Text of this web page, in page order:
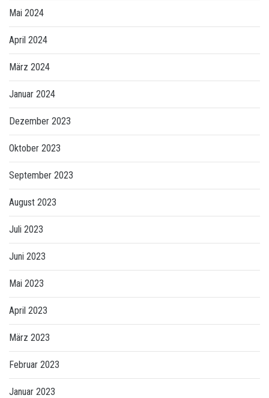
Mai 2024
April 2024
März 2024
Januar 2024
Dezember 2023
Oktober 2023
September 2023
August 2023
Juli 2023
Juni 2023
Mai 2023
April 2023
März 2023
Februar 2023
Januar 2023